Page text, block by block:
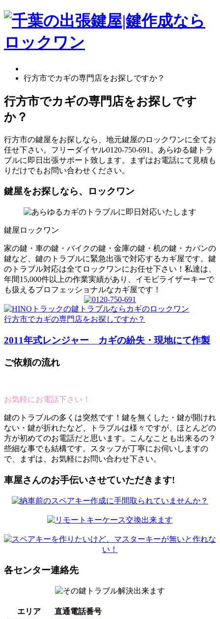
行方市でカギの専門店をお探しですか？
行方市でカギの専門店をお探しです
か？
行方市の鍵屋をお探しなら、地元鍵屋のロックワンに全てお
任せ下さい。フリーダイヤル0120-750-691。あらゆる鍵トラ
ブルに即日出張サポート致します。まずはお電話にて見積も
りだけでもお問い合わせください。
鍵屋をお探しなら、ロックワン
鍵屋ロックワン
家の鍵・車の鍵・バイクの鍵・金庫の鍵・机の鍵・カバンの
鍵など、鍵のトラブルに緊急出張で対応するカギ屋です。鍵
のトラブル対応は全てロックワンにお任せ下さい！私達は、
年間15,000件以上の作業実績があり、イモビライザーキーで
も扱えるプロフェッショナルなカギ屋です！
行方市でカギの専門店をお探しですか？
2011年式レンジャー カギの紛失・現地にて作製
ご依頼の流れ
お気軽にお電話下さい！
鍵のトラブルの多くは突然です！鍵を無くした・鍵が開けれ
ない・鍵が折れたなど、トラブルは様々ですが、ほとんどの
方が初めてのお電話だと思います。こんなことも出来るの？
些細な事でも結構です。スタッフが丁寧にお伺いしますの
で、まずは、お気軽にお問い合わせ下さい。
車屋さんのお手伝いさせていただきます!
各センター連絡先
エリア
直通電話番号